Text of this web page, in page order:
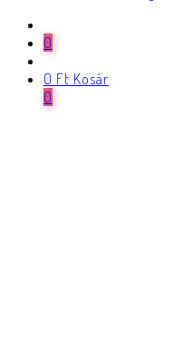
0
0 Ft Kosár
0